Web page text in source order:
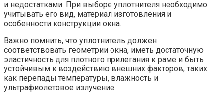
и недостатками. При выборе уплотнителя необходимо
учитывать его вид, материал изготовления и
особенности конструкции окна.
Важно помнить, что уплотнитель должен
соответствовать геометрии окна, иметь достаточную
эластичность для плотного прилегания к раме и быть
устойчивым к воздействию внешних факторов, таких
как перепады температуры, влажность и
ультрафиолетовое излучение.